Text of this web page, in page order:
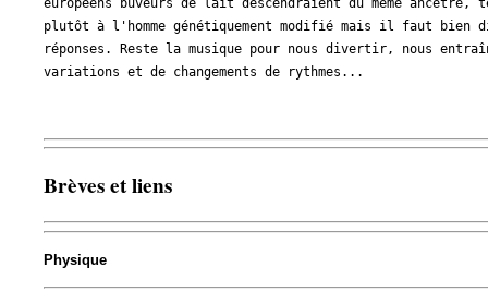
plutôt à l'homme génétiquement modifié mais il faut
réponses. Reste la musique pour nous divertir, nous
variations et de changements de rythmes...
Brèves et liens
Physique